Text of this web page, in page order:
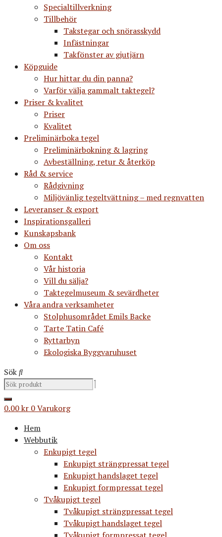
Specialtillverkning
Tillbehör
Takstegar och snörasskydd
Infästningar
Takfönster av gjutjärn
Köpguide
Hur hittar du din panna?
Varför välja gammalt taktegel?
Priser & kvalitet
Priser
Kvalitet
Preliminärboka tegel
Preliminärbokning & lagring
Avbeställning, retur & återköp
Råd & service
Rådgivning
Miljövänlig tegeltvättning – med regnvatten
Leveranser & export
Inspirationsgalleri
Kunskapsbank
Om oss
Kontakt
Vår historia
Vill du sälja?
Taktegelmuseum & sevärdheter
Våra andra verksamheter
Stolphusområdet Emils Backe
Tarte Tatin Café
Ryttarbyn
Ekologiska Byggvaruhuset
Sök
0.00kr 0Varukorg
Hem
Webbutik
Enkupigt tegel
Enkupigt strängpressat tegel
Enkupigt handslaget tegel
Enkupigt formpressat tegel
Tvåkupigt tegel
Tvåkupigt strängpressat tegel
Tvåkupigt handslaget tegel